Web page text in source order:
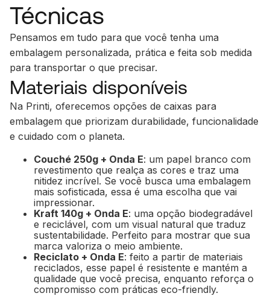
Técnicas
Pensamos em tudo para que você tenha uma
embalagem personalizada, prática e feita sob medida
para transportar o que precisar.
Materiais disponíveis
Na Printi, oferecemos opções de caixas para
embalagem que priorizam durabilidade, funcionalidade
e cuidado com o planeta.
Couché 250g + Onda E: um papel branco com
revestimento que realça as cores e traz uma
nitidez incrível. Se você busca uma embalagem
mais sofisticada, essa é uma escolha que vai
impressionar.
Kraft 140g + Onda E: uma opção biodegradável
e reciclável, com um visual natural que traduz
sustentabilidade. Perfeito para mostrar que sua
marca valoriza o meio ambiente.
Reciclato + Onda E: feito a partir de materiais
reciclados, esse papel é resistente e mantém a
qualidade que você precisa, enquanto reforça o
compromisso com práticas eco-friendly.